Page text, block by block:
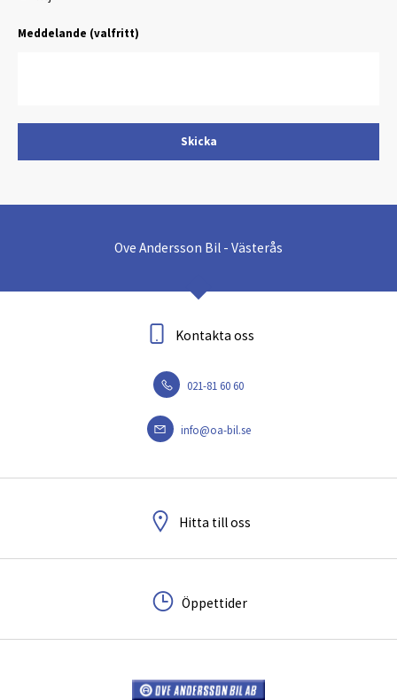
Meddelande (valfritt)
Skicka
Ove Andersson Bil - Västerås
Kontakta oss
021-81 60 60
info@oa-bil.se
Hitta till oss
Öppettider